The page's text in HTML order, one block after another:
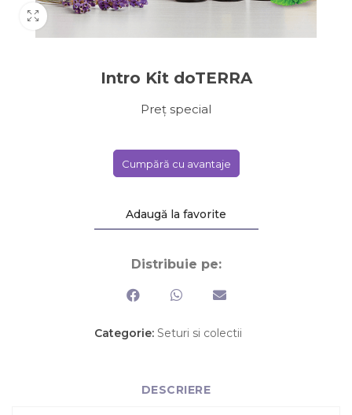
Intro Kit doTERRA
Preț special
Cumpără cu avantaje
Adaugă la favorite
Distribuie pe:
Categorie: Seturi si colectii
DESCRIERE